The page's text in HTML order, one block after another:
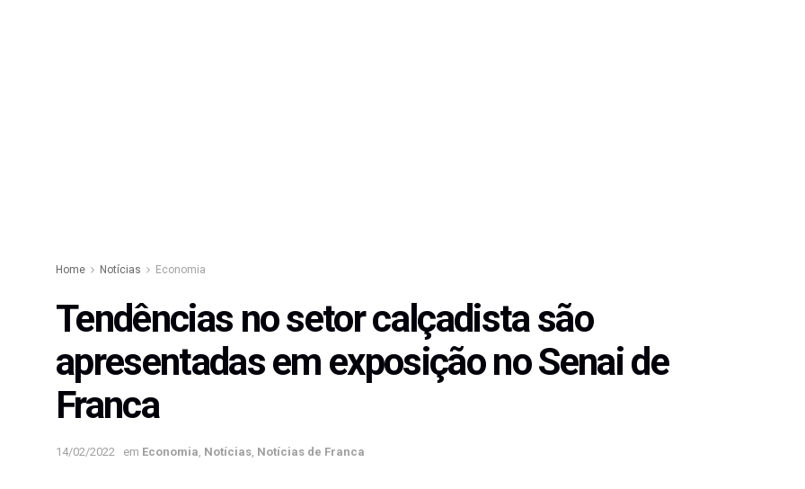
Home Notícias Economia
Tendências no setor calçadista são
apresentadas em exposição no Senai de
Franca
14/02/2022 em Economia, Notícias, Notícias de Franca